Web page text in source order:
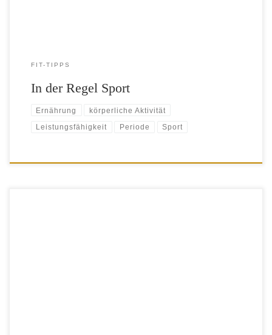
FIT-TIPPS
In der Regel Sport
Ernährung körperliche Aktivität
Leistungsfähigkeit Periode Sport